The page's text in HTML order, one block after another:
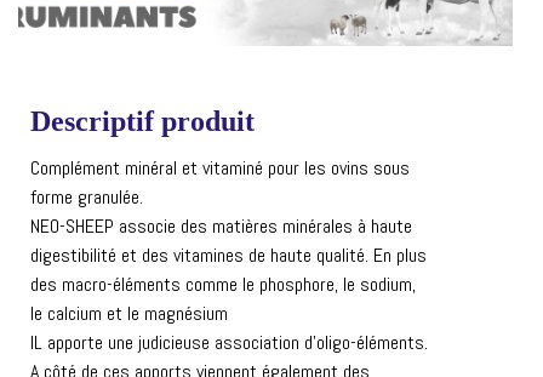
Descriptif produit
Complément minéral et vitaminé pour les ovins sous
forme granulée.
NEO-SHEEP associe des matières minérales à haute
digestibilité et des vitamines de haute qualité. En plus
des macro-éléments comme le phosphore, le sodium,
le calcium et le magnésium
IL apporte une judicieuse association d’oligo-éléments.
A côté de ces apports viennent également des